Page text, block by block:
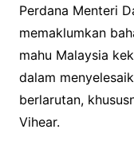
Perdana Menteri
memaklumkan
mahu Malaysia
dalam
berlarutan,
Vihear.